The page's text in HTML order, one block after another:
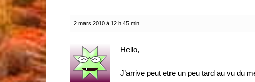
2 mars 2010 à 12 h 45 min
Hello,
J’arrive peut etre un peu tard au vu du